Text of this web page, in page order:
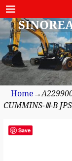
Home →
CUMMINS-Ⅲ-B
Save